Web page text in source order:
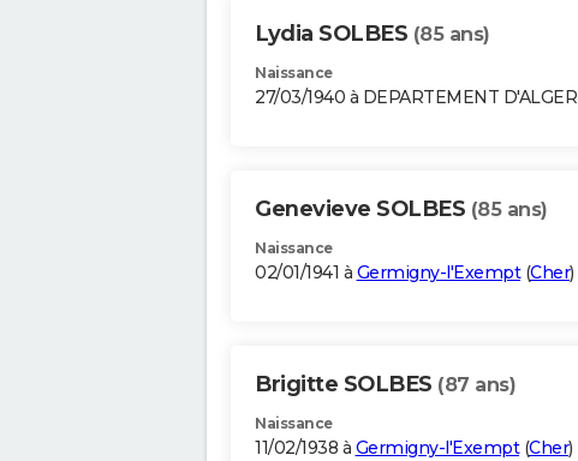
Lydia SOLBES (85 ans)
Naissance
27/03/1940 à DEPARTEMENT D'ALGER
Genevieve SOLBES (85 ans)
Naissance
02/01/1941 à Germigny-l'Exempt(Cher)
Brigitte SOLBES (87 ans)
Naissance
11/02/1938 à Germigny-l'Exempt(Cher)